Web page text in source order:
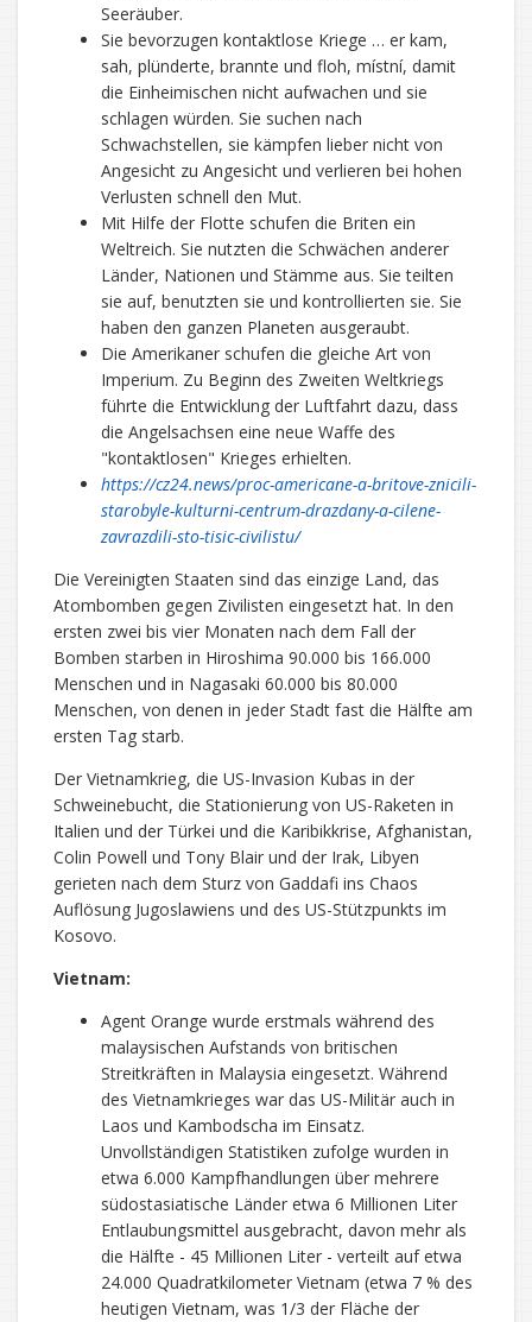
Seeräuber.
Sie bevorzugen kontaktlose Kriege … er kam,
sah, plünderte, brannte und floh, místní, damit
die Einheimischen nicht aufwachen und sie
schlagen würden. Sie suchen nach
Schwachstellen, sie kämpfen lieber nicht von
Angesicht zu Angesicht und verlieren bei hohen
Verlusten schnell den Mut.
Mit Hilfe der Flotte schufen die Briten ein
Weltreich. Sie nutzten die Schwächen anderer
Länder, Nationen und Stämme aus. Sie teilten
sie auf, benutzten sie und kontrollierten sie. Sie
haben den ganzen Planeten ausgeraubt.
Die Amerikaner schufen die gleiche Art von
Imperium. Zu Beginn des Zweiten Weltkriegs
führte die Entwicklung der Luftfahrt dazu, dass
die Angelsachsen eine neue Waffe des
"kontaktlosen" Krieges erhielten.
https://cz24.news/proc-americane-a-britove-znicili-
starobyle-kulturni-centrum-drazdany-a-cilene-
zavrazdili-sto-tisic-civilistu/
Die Vereinigten Staaten sind das einzige Land, das
Atombomben gegen Zivilisten eingesetzt hat. In den
ersten zwei bis vier Monaten nach dem Fall der
Bomben starben in Hiroshima 90.000 bis 166.000
Menschen und in Nagasaki 60.000 bis 80.000
Menschen, von denen in jeder Stadt fast die Hälfte am
ersten Tag starb.
Der Vietnamkrieg, die US-Invasion Kubas in der
Schweinebucht, die Stationierung von US-Raketen in
Italien und der Türkei und die Karibikkrise, Afghanistan,
Colin Powell und Tony Blair und der Irak, Libyen
gerieten nach dem Sturz von Gaddafi ins Chaos
Auflösung Jugoslawiens und des US-Stützpunkts im
Kosovo.
Vietnam:
Agent Orange wurde erstmals während des
malaysischen Aufstands von britischen
Streitkräften in Malaysia eingesetzt. Während
des Vietnamkrieges war das US-Militär auch in
Laos und Kambodscha im Einsatz.
Unvollständigen Statistiken zufolge wurden in
etwa 6.000 Kampfhandlungen über mehrere
südostasiatische Länder etwa 6 Millionen Liter
Entlaubungsmittel ausgebracht, davon mehr als
die Hälfte - 45 Millionen Liter - verteilt auf etwa
24.000 Quadratkilometer Vietnam (etwa 7 % des
heutigen Vietnam, was 1/3 der Fläche der